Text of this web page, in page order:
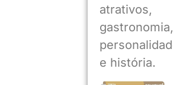
atrativos,
gastronomia,
e história.